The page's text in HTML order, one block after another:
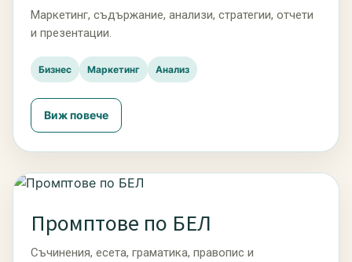
Маркетинг, съдържание, анализи, стратегии, отчети
и презентации.
Бизнес Маркетинг Анализ
Виж повече
Промптове по БЕЛ
Съчинения, есета, граматика, правопис и